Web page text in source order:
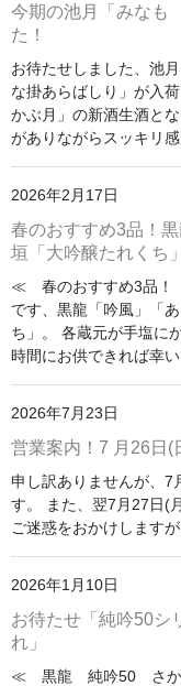
今期の池月「みなも
た！
お待たせしました、池
な掛あらばしり」が入
かぶ月」の新酒生酒と
がありながらスッキリ
2026年2月17日
春のおすすめ3品！
垣「大吟醸たれくち
≪ 春のおすすめ3品！
です、黒龍「吟風」「
ち」。 各蔵元が手塩に
時間にお供できれば
2026年7月23日
営業案内！7 月26日(
申し訳ありませんが、7
す。 また、翌7月27日(
ご迷惑をおかけします
2026年1月10日
お待たせ「純吟50
れ」
≪ 黒龍 純吟50 さか